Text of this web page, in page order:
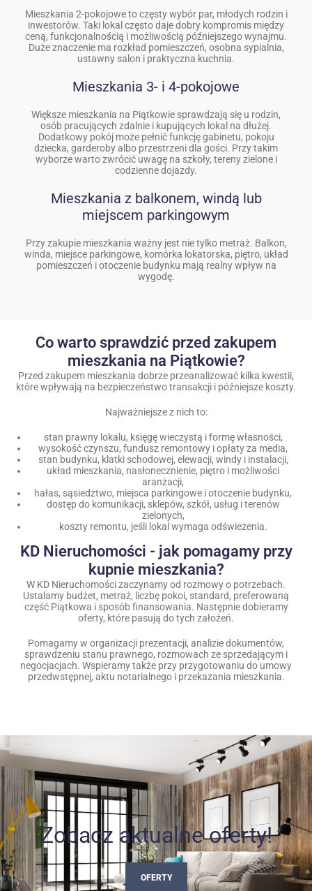
Mieszkania 2-pokojowe to częsty wybór par, młodych rodzin i
inwestorów. Taki lokal często daje dobry kompromis między
ceną, funkcjonalnością i możliwością późniejszego wynajmu.
Duże znaczenie ma rozkład pomieszczeń, osobna sypialnia,
ustawny salon i praktyczna kuchnia.
Mieszkania 3- i 4-pokojowe
Większe mieszkania na Piątkowie sprawdzają się u rodzin,
osób pracujących zdalnie i kupujących lokal na dłużej.
Dodatkowy pokój może pełnić funkcję gabinetu, pokoju
dziecka, garderoby albo przestrzeni dla gości. Przy takim
wyborze warto zwrócić uwagę na szkoły, tereny zielone i
codzienne dojazdy.
Mieszkania z balkonem, windą lub
miejscem parkingowym
Przy zakupie mieszkania ważny jest nie tylko metraż. Balkon,
winda, miejsce parkingowe, komórka lokatorska, piętro, układ
pomieszczeń i otoczenie budynku mają realny wpływ na
wygodę.
Co warto sprawdzić przed zakupem
mieszkania na Piątkowie?
Przed zakupem mieszkania dobrze przeanalizować kilka kwestii,
które wpływają na bezpieczeństwo transakcji i późniejsze koszty.
Najważniejsze z nich to:
stan prawny lokalu, księgę wieczystą i formę własności,
wysokość czynszu, fundusz remontowy i opłaty za media,
stan budynku, klatki schodowej, elewacji, windy i instalacji,
układ mieszkania, nasłonecznienie, piętro i możliwości
aranżacji,
hałas, sąsiedztwo, miejsca parkingowe i otoczenie budynku,
dostęp do komunikacji, sklepów, szkół, usług i terenów
zielonych,
koszty remontu, jeśli lokal wymaga odświeżenia.
KD Nieruchomości - jak pomagamy przy
kupnie mieszkania?
W KD Nieruchomości zaczynamy od rozmowy o potrzebach.
Ustalamy budżet, metraż, liczbę pokoi, standard, preferowaną
część Piątkowa i sposób finansowania. Następnie dobieramy
oferty, które pasują do tych założeń.
Pomagamy w organizacji prezentacji, analizie dokumentów,
sprawdzeniu stanu prawnego, rozmowach ze sprzedającym i
negocjacjach. Wspieramy także przy przygotowaniu do umowy
przedwstępnej, aktu notarialnego i przekazania mieszkania.
Zobacz aktualne oferty!
OFERTY